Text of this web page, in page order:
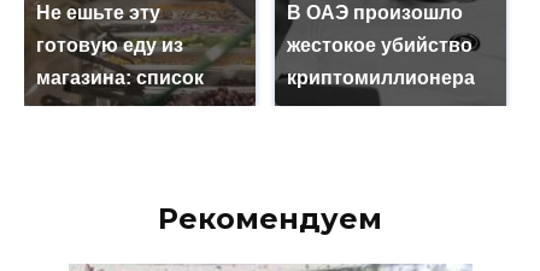
Не ешьте эту
готовую еду из
магазина: список
В ОАЭ произошло
жестокое убийство
криптомиллионера
Рекомендуем